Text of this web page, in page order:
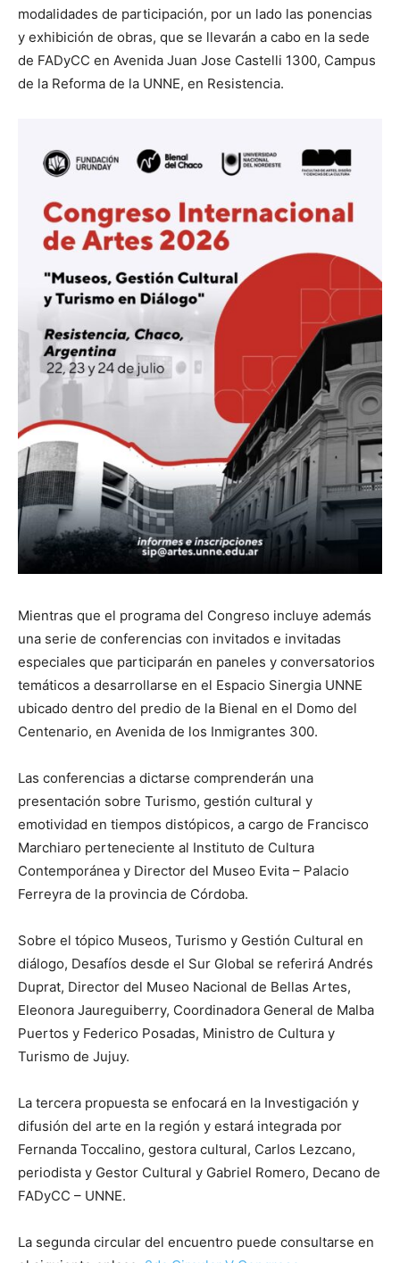
modalidades de participación, por un lado las ponencias
y exhibición de obras, que se llevarán a cabo en la sede
de FADyCC en Avenida Juan Jose Castelli 1300, Campus
de la Reforma de la UNNE, en Resistencia.
Mientras que el programa del Congreso incluye además
una serie de conferencias con invitados e invitadas
especiales que participarán en paneles y conversatorios
temáticos a desarrollarse en el Espacio Sinergia UNNE
ubicado dentro del predio de la Bienal en el Domo del
Centenario, en Avenida de los Inmigrantes 300.
Las conferencias a dictarse comprenderán una
presentación sobre Turismo, gestión cultural y
emotividad en tiempos distópicos, a cargo de Francisco
Marchiaro perteneciente al Instituto de Cultura
Contemporánea y Director del Museo Evita – Palacio
Ferreyra de la provincia de Córdoba.
Sobre el tópico Museos, Turismo y Gestión Cultural en
diálogo, Desafíos desde el Sur Global se referirá Andrés
Duprat, Director del Museo Nacional de Bellas Artes,
Eleonora Jaureguiberry, Coordinadora General de Malba
Puertos y Federico Posadas, Ministro de Cultura y
Turismo de Jujuy.
La tercera propuesta se enfocará en la Investigación y
difusión del arte en la región y estará integrada por
Fernanda Toccalino, gestora cultural, Carlos Lezcano,
periodista y Gestor Cultural y Gabriel Romero, Decano de
FADyCC – UNNE.
La segunda circular del encuentro puede consultarse en